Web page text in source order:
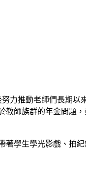
力推動老師們長期以
教師族群的年金問題
著學生學光影戲、拍